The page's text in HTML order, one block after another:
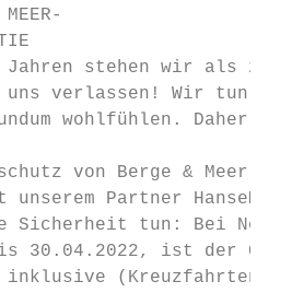
MEER-
Jahren stehen wir als
uns verlassen! Wir tun
wohlfühlen. Daher
von Berge & Meer
unserem Partner
Sicherheit tun: Bei
30.04.2022, ist der
inklusive (Kreuzfahrten